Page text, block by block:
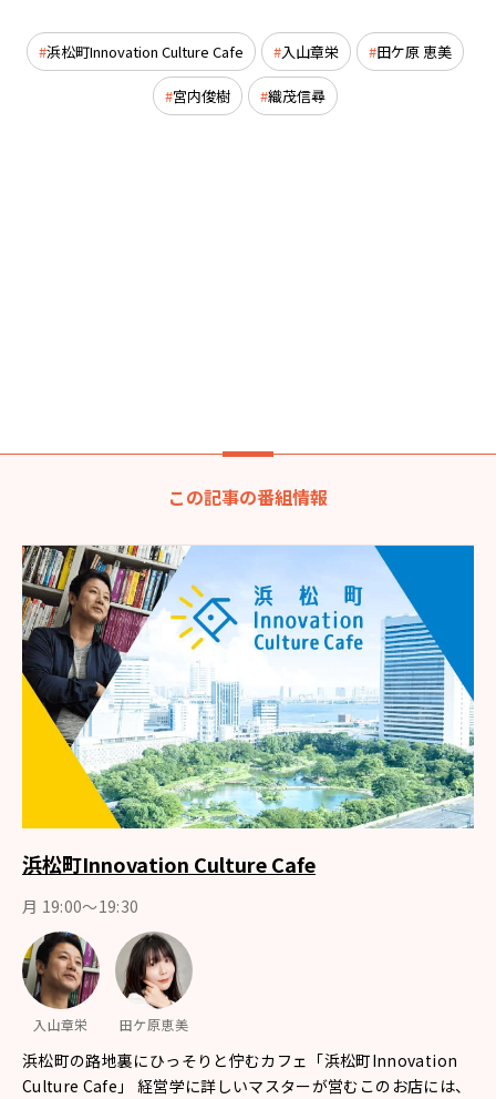
浜松町Innovation Culture Cafe 入山章栄 田ケ原 恵美
宮内俊樹 織茂信尋
この記事の番組情報
浜松町Innovation Culture Cafe
月 19:00～19:30
入山章栄 田ケ原恵美
浜松町の路地裏にひっそりと佇むカフェ「浜松町Innovation
Culture Cafe」 経営学に詳しいマスターが営むこのお店には、